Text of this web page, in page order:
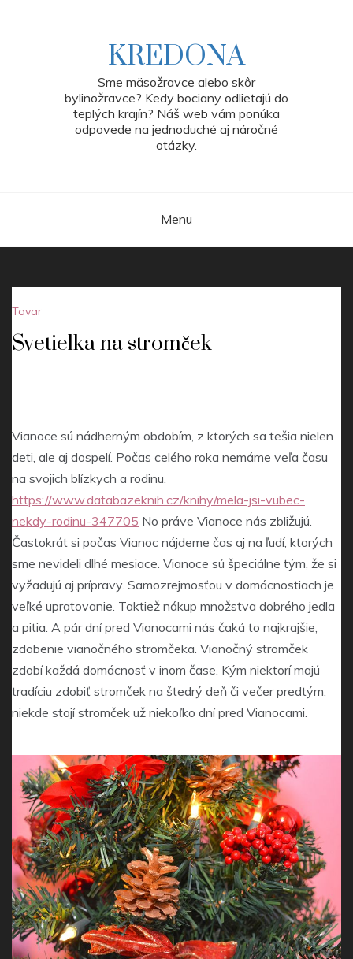
KREDONA
Sme mäsožravce alebo skôr
bylinožravce? Kedy bociany odlietajú do
teplých krajín? Náš web vám ponúka
odpovede na jednoduché aj náročné
otázky.
Menu
Tovar
Svetielka na stromček
Vianoce sú nádherným obdobím, z ktorých sa tešia nielen
deti, ale aj dospelí. Počas celého roka nemáme veľa času
na svojich blízkych a rodinu.
https://www.databazeknih.cz/knihy/mela-jsi-vubec-
nekdy-rodinu-347705 No práve Vianoce nás zbližujú.
Častokrát si počas Vianoc nájdeme čas aj na ľudí, ktorých
sme nevideli dlhé mesiace. Vianoce sú špeciálne tým, že si
vyžadujú aj prípravy. Samozrejmosťou v domácnostiach je
veľké upratovanie. Taktiež nákup množstva dobrého jedla
a pitia. A pár dní pred Vianocami nás čaká to najkrajšie,
zdobenie vianočného stromčeka. Vianočný stromček
zdobí každá domácnosť v inom čase. Kým niektorí majú
tradíciu zdobiť stromček na štedrý deň či večer predtým,
niekde stojí stromček už niekoľko dní pred Vianocami.